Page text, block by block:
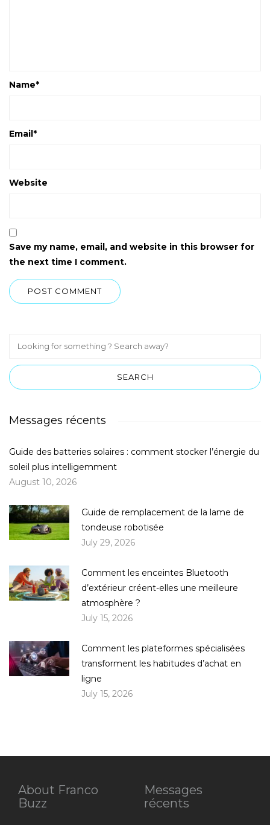
Name*
Email*
Website
Save my name, email, and website in this browser for
the next time I comment.
Messages récents
Guide des batteries solaires : comment stocker l’énergie du
soleil plus intelligemment
August 10, 2026
Guide de remplacement de la lame de
tondeuse robotisée
July 29, 2026
Comment les enceintes Bluetooth
d’extérieur créent-elles une meilleure
atmosphère ?
July 15, 2026
Comment les plateformes spécialisées
transforment les habitudes d’achat en
ligne
July 15, 2026
About Franco
Buzz
Messages
récents